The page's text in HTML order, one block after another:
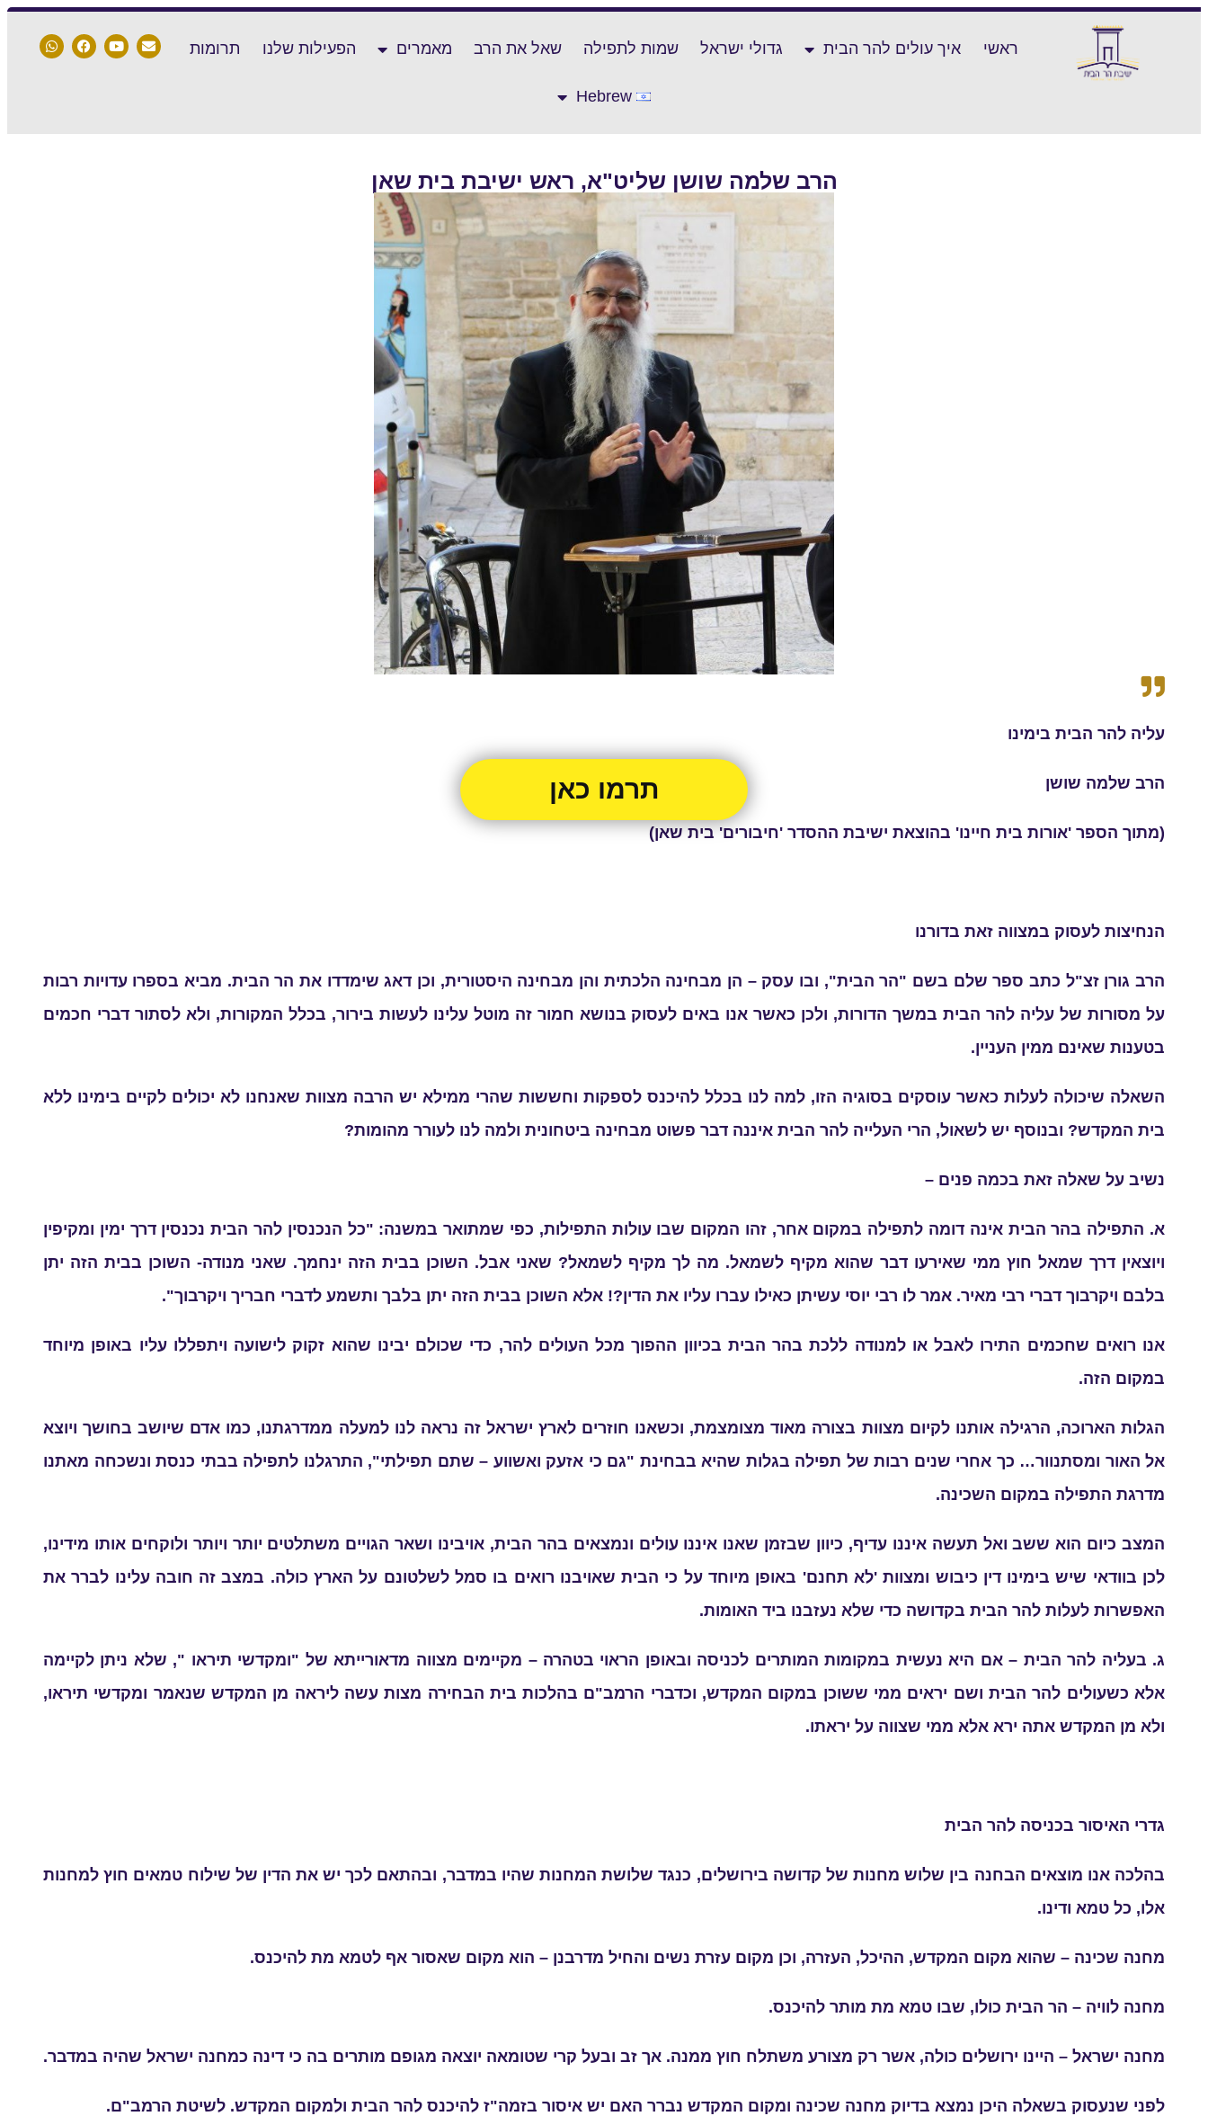
ראשי איך עולים להר הבית גדולי ישראל שמות לתפילה שאל את הרב מאמרים הפעילות שלנו תרומות
Hebrew
הרב שלמה שושן שליט"א, ראש ישיבת בית שאן
עליה להר הבית בימינו
הרב שלמה שושן
(מתוך הספר 'אורות בית חיינו' בהוצאת ישיבת ההסדר 'חיבורים' בית שאן)
הנחיצות לעסוק במצווה זאת בדורנו
הרב גורן זצ"ל כתב ספר שלם בשם "הר הבית", ובו עסק – הן מבחינה הלכתית והן מבחינה היסטורית, וכן דאג שימדדו את הר הבית. מביא בספרו עדויות רבות
על מסורות של עליה להר הבית במשך הדורות, ולכן כאשר אנו באים לעסוק בנושא חמור זה מוטל עלינו לעשות בירור, בכלל המקורות, ולא לסתור דברי חכמים
בטענות שאינם ממין העניין.
השאלה שיכולה לעלות כאשר עוסקים בסוגיה הזו, למה לנו בכלל להיכנס לספקות וחששות שהרי ממילא יש הרבה מצוות שאנחנו לא יכולים לקיים בימינו ללא
בית המקדש? ובנוסף יש לשאול, הרי העלייה להר הבית איננה דבר פשוט מבחינה ביטחונית ולמה לנו לעורר מהומות?
נשיב על שאלה זאת בכמה פנים –
א. התפילה בהר הבית אינה דומה לתפילה במקום אחר, זהו המקום שבו עולות התפילות, כפי שמתואר במשנה: "כל הנכנסין להר הבית נכנסין דרך ימין ומקיפין
ויוצאין דרך שמאל חוץ ממי שאירעו דבר שהוא מקיף לשמאל. מה לך מקיף לשמאל? שאני אבל. השוכן בבית הזה ינחמך. שאני מנודה- השוכן בבית הזה יתן
בלבם ויקרבוך דברי רבי מאיר. אמר לו רבי יוסי עשיתן כאילו עברו עליו את הדין?! אלא השוכן בבית הזה יתן בלבך ותשמע לדברי חבריך ויקרבוך".
אנו רואים שחכמים התירו לאבל או למנודה ללכת בהר הבית בכיוון ההפוך מכל העולים להר, כדי שכולם יבינו שהוא זקוק לישועה ויתפללו עליו באופן מיוחד
במקום הזה.
הגלות הארוכה, הרגילה אותנו לקיום מצוות בצורה מאוד מצומצמת, וכשאנו חוזרים לארץ ישראל זה נראה לנו למעלה ממדרגתנו, כמו אדם שיושב בחושך ויוצא
אל האור ומסתנוור… כך אחרי שנים רבות של תפילה בגלות שהיא בבחינת "גם כי אזעק ואשווע – שתם תפילתי", התרגלנו לתפילה בבתי כנסת ונשכחה מאתנו
מדרגת התפילה במקום השכינה.
המצב כיום הוא ששב ואל תעשה איננו עדיף, כיוון שבזמן שאנו איננו עולים ונמצאים בהר הבית, אויבינו ושאר הגויים משתלטים יותר ויותר ולוקחים אותו מידינו,
לכן בוודאי שיש בימינו דין כיבוש ומצוות 'לא תחנם' באופן מיוחד על כי הבית שאויבנו רואים בו סמל לשלטונם על הארץ כולה. במצב זה חובה עלינו לברר את
האפשרות לעלות להר הבית בקדושה כדי שלא נעזבנו ביד האומות.
ג. בעליה להר הבית – אם היא נעשית במקומות המותרים לכניסה ובאופן הראוי בטהרה – מקיימים מצווה מדאורייתא של "ומקדשי תיראו ", שלא ניתן לקיימה
אלא כשעולים להר הבית ושם יראים ממי ששוכן במקום המקדש, וכדברי הרמב"ם בהלכות בית הבחירה מצות עשה ליראה מן המקדש שנאמר ומקדשי תיראו,
ולא מן המקדש אתה ירא אלא ממי שצווה על יראתו.
גדרי האיסור בכניסה להר הבית
בהלכה אנו מוצאים הבחנה בין שלוש מחנות של קדושה בירושלים, כנגד שלושת המחנות שהיו במדבר, ובהתאם לכך יש את הדין של שילוח טמאים חוץ למחנות
אלו, כל טמא ודינו.
מחנה שכינה – שהוא מקום המקדש, ההיכל, העזרה, וכן מקום עזרת נשים והחיל מדרבנן – הוא מקום שאסור אף לטמא מת להיכנס.
מחנה לוויה – הר הבית כולו, שבו טמא מת מותר להיכנס.
מחנה ישראל – היינו ירושלים כולה, אשר רק מצורע משתלח חוץ ממנה. אך זב ובעל קרי שטומאה יוצאה מגופם מותרים בה כי דינה כמחנה ישראל שהיה במדבר.
לפני שנעסוק בשאלה היכן נמצא בדיוק מחנה שכינה ומקום המקדש נברר האם יש איסור בזמה"ז להיכנס להר הבית ולמקום המקדש. לשיטת הרמב"ם.
תרמו כאן